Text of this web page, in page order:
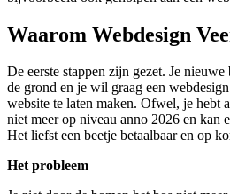
Waarom Webdesign
De eerste stappen zijn gezet. Je
de grond en je wil graag een
website te laten maken. Ofwel, je hebt
niet meer op niveau anno 2026 en kan
Het liefst een beetje betaalbaar en op
Het probleem